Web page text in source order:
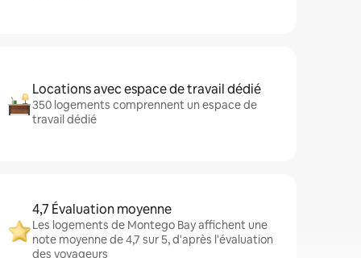
Locations avec espace de travail dédié
350 logements comprennent un espace de
travail dédié
4,7 Évaluation moyenne
Les logements de Montego Bay affichent une
note moyenne de 4,7 sur 5, d'après l'évaluation
des voyageurs